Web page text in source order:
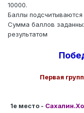
10000.
Баллы
Сумма баллов
результатом
Первая
1е место -